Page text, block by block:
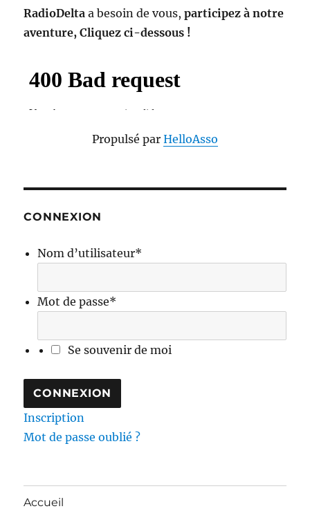
RadioDelta a besoin de vous,participez à notre
aventure, Cliquez ci-dessous !
Propulsé par HelloAsso
CONNEXION
Nom d’utilisateur*
Mot de passe*
Se souvenir de moi
Inscription
Mot de passe oublié ?
Accueil